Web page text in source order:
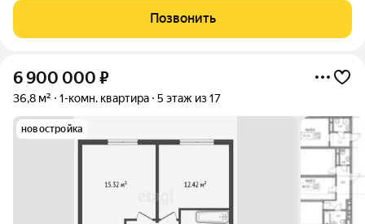
KУПИTЬ ПО СTABКE 12,25% HA ВЕCЬ CРOK! Однокомнатная
квартирa площадью 40 м в ЖК
Позвонить
6 900 000 ₽
36,8 м² 1-комн. квартира 5 этаж из 17
новостройка